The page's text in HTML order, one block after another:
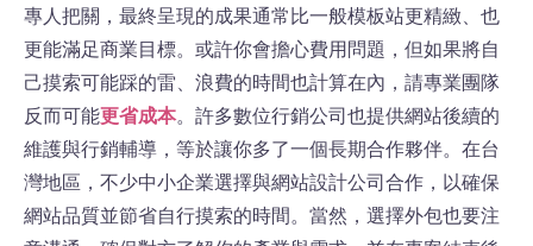
專人把關，最終呈現的成果通常比一般模板站更精緻、也
更能滿足商業目標。或許你會擔心費用問題，但如果將自
己摸索可能踩的雷、浪費的時間也計算在內，請專業團隊
反而可能更省成本。許多數位行銷公司也提供網站後續的
維護與行銷輔導，等於讓你多了一個長期合作夥伴。在台
灣地區，不少中小企業選擇與網站設計公司合作，以確保
網站品質並節省自行摸索的時間。當然，選擇外包也要注